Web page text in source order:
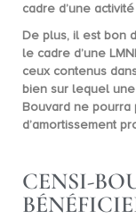
cadre d’une
De plus, il est bon
le cadre d’une
ceux contenus
bien sur lequel
Bouvard ne pourra
d’amortissement
CENSI-